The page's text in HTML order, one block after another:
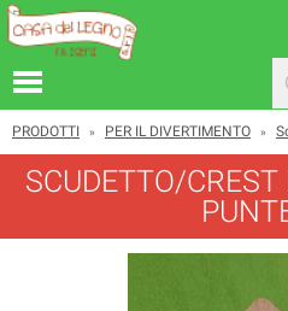
PRODOTTI » PER IL DIVERTIMENTO »
SCUDETTO/